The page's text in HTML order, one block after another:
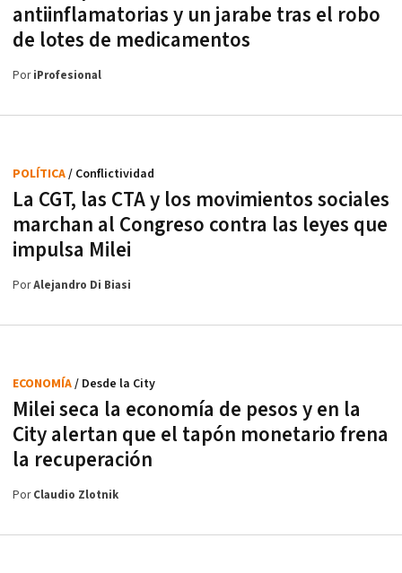
antiinflamatorias y un jarabe tras el robo
de lotes de medicamentos
PoriProfesional
La CGT, las CTA y los movimientos sociales
marchan al Congreso contra las leyes que
impulsa Milei
POLÍTICA/ Conflictividad
PorAlejandro Di Biasi
Milei seca la economía de pesos y en la
City alertan que el tapón monetario frena
la recuperación
ECONOMÍA/ Desde la City
PorClaudio Zlotnik